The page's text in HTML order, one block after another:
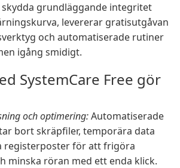
grundläggande integritet
levererar gratisutgåvan
och automatiserade rutiner
igång smidigt.
SystemCare Free gör
och optimering:Automatiserade
bort skräpfiler, temporära data
registerposter för att frigöra
minska röran med ett enda klick.